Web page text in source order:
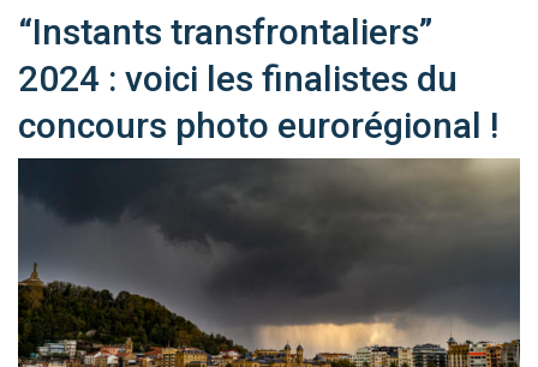
“Instants transfrontaliers”
2024 : voici les finalistes du
concours photo eurorégional !